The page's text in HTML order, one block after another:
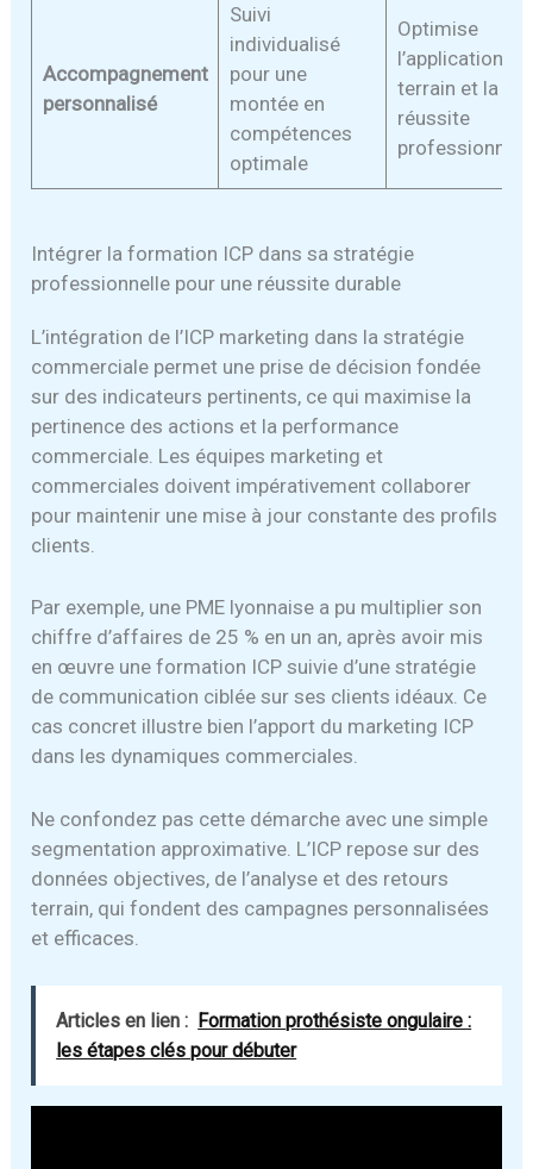
Accompagnement
personnalisé
Suivi
individualisé
pour une
montée en
compétences
optimale
Optimise
l’application
terrain et la
réussite
Intégrer la formation ICP dans sa stratégie
professionnelle pour une réussite durable
L’intégration de l’ICP marketing dans la stratégie
commerciale permet une prise de décision fondée
sur des indicateurs pertinents, ce qui maximise la
pertinence des actions et la performance
commerciale. Les équipes marketing et
commerciales doivent impérativement collaborer
pour maintenir une mise à jour constante des profils
clients.
Par exemple, une PME lyonnaise a pu multiplier son
chiffre d’affaires de 25 % en un an, après avoir mis
en œuvre une formation ICP suivie d’une stratégie
de communication ciblée sur ses clients idéaux. Ce
cas concret illustre bien l’apport du marketing ICP
dans les dynamiques commerciales.
Ne confondez pas cette démarche avec une simple
segmentation approximative. L’ICP repose sur des
données objectives, de l’analyse et des retours
terrain, qui fondent des campagnes personnalisées
et efficaces.
Articles en lien : Formation prothésiste ongulaire :
les étapes clés pour débuter